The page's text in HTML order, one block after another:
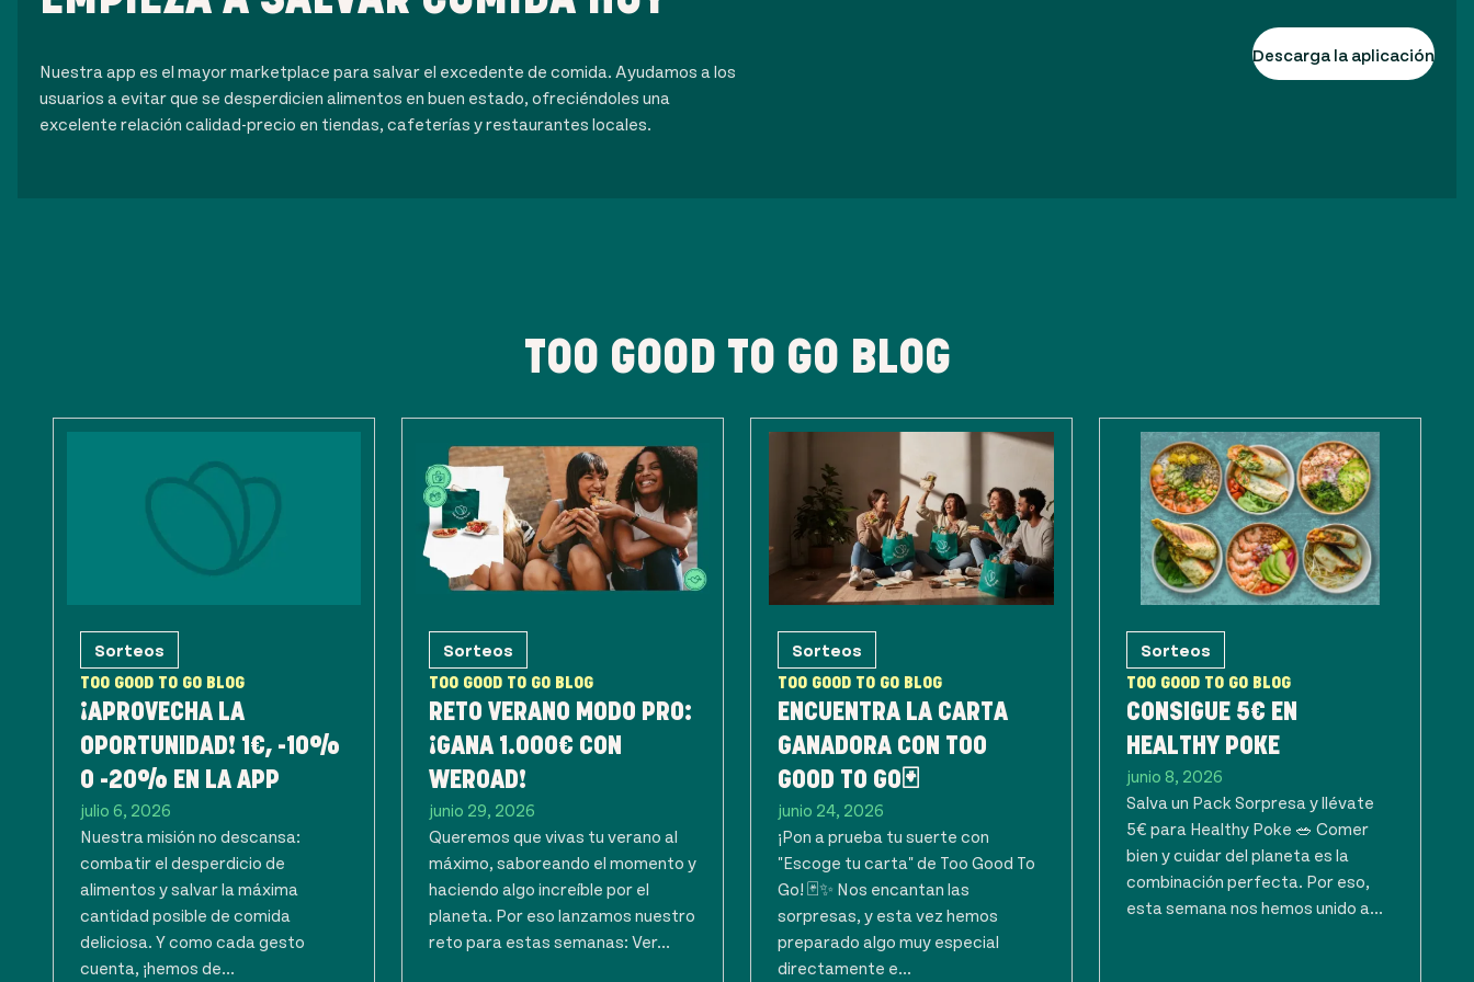
Nuestra app es el mayor marketplace para salvar el excedente de comida. Ayudamos a los
usuarios a evitar que se desperdicien alimentos en buen estado, ofreciéndoles una
excelente relación calidad-precio en tiendas, cafeterías y restaurantes locales.
Descarga la aplicación
TOO GOOD TO GO BLOG
Sorteos
TOO GOOD TO GO BLOG
¡APROVECHA LA
OPORTUNIDAD! 1€, -10%
O -20% EN LA APP
julio 6, 2026
Nuestra misión no descansa:
combatir el desperdicio de
alimentos y salvar la máxima
cantidad posible de comida
deliciosa. Y como cada gesto
cuenta, ¡hemos de...
Sorteos
TOO GOOD TO GO BLOG
RETO VERANO MODO PRO:
¡GANA 1.000€ CON
WEROAD!
junio 29, 2026
Queremos que vivas tu verano al
máximo, saboreando el momento y
haciendo algo increíble por el
planeta. Por eso lanzamos nuestro
reto para estas semanas: Ver...
Sorteos
TOO GOOD TO GO BLOG
ENCUENTRA LA CARTA
GANADORA CON TOO
GOOD TO GO🃏
junio 24, 2026
¡Pon a prueba tu suerte con
"Escoge tu carta" de Too Good To
Go! 🃏✨ Nos encantan las
sorpresas, y esta vez hemos
preparado algo muy especial
directamente e...
Sorteos
TOO GOOD TO GO BLOG
CONSIGUE 5€ EN
HEALTHY POKE
junio 8, 2026
Salva un Pack Sorpresa y llévate
5€ para Healthy Poke 🥗 Comer
bien y cuidar del planeta es la
combinación perfecta. Por eso,
esta semana nos hemos unido a...